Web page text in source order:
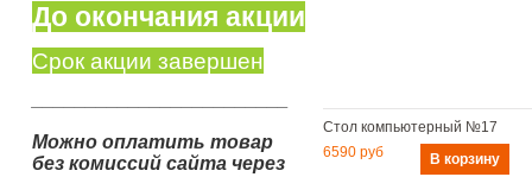
Стол компьютерный №17
6590 руб
До окончания акции
Срок акции завершен
Можно оплатить товар
без комиссий сайта через